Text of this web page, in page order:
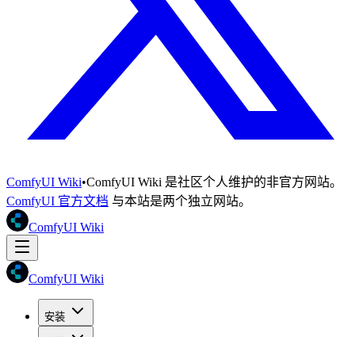
ComfyUI Wiki•ComfyUI Wiki 是社区个人维护的非官方网站。
ComfyUI 官方文档 与本站是两个独立网站。
ComfyUI Wiki
ComfyUI Wiki
安装